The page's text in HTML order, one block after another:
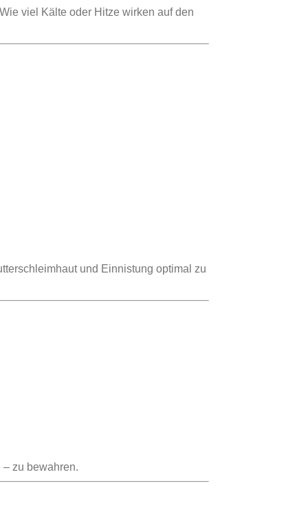
viel Kälte oder Hitze wirken auf den
und Einnistung optimal zu
zu bewahren.